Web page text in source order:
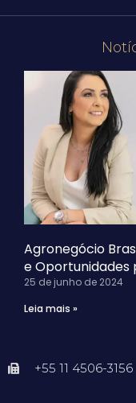
+55 11 4506-3156
Agronegócio
e Oportunidades
25 de junho de 2024
Leia mais »